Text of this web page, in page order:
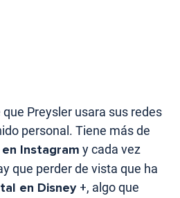
Preysler usara sus redes
personal. Tiene más de
Instagram y cada vez
que perder de vista que ha
en Disney +, algo que